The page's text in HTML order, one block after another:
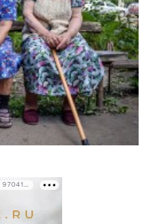
РЕКЛАМА • ООО «ДРУЖБА» ИНН 9704146411